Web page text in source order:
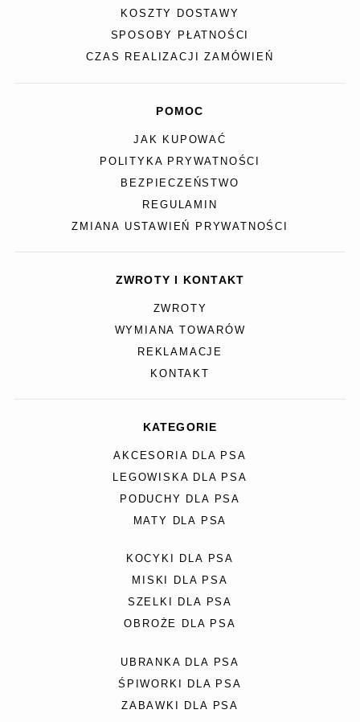
KOSZTY DOSTAWY
SPOSOBY PŁATNOŚCI
CZAS REALIZACJI ZAMÓWIEŃ
POMOC
JAK KUPOWAĆ
POLITYKA PRYWATNOŚCI
BEZPIECZEŃSTWO
REGULAMIN
ZMIANA USTAWIEŃ PRYWATNOŚCI
ZWROTY I KONTAKT
ZWROTY
WYMIANA TOWARÓW
REKLAMACJE
KONTAKT
KATEGORIE
AKCESORIA DLA PSA
LEGOWISKA DLA PSA
PODUCHY DLA PSA
MATY DLA PSA
KOCYKI DLA PSA
MISKI DLA PSA
SZELKI DLA PSA
OBROŻE DLA PSA
UBRANKA DLA PSA
ŚPIWORKI DLA PSA
ZABAWKI DLA PSA